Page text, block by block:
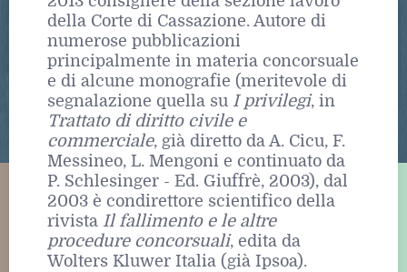
della Corte di Cassazione. Autore di
numerose pubblicazioni
principalmente in materia concorsuale
e di alcune monografie (meritevole di
segnalazione quella su I privilegi, in
Trattato di diritto civile e
commerciale, già diretto da A. Cicu, F.
Messineo, L. Mengoni e continuato da
P. Schlesinger - Ed. Giuffrè, 2003), dal
2003 è condirettore scientifico della
rivista Il fallimento e le altre
procedure concorsuali, edita da
Wolters Kluwer Italia (già Ipsoa).